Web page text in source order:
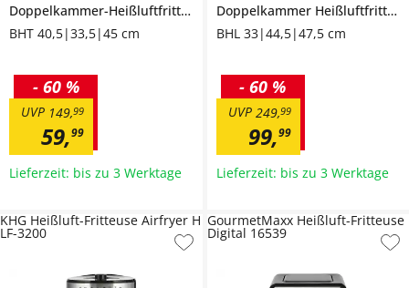
Doppelkammer-Heißluftfritteuse
16581
BHT 40,5|33,5|45 cm
59,99
149,99
UVP
- 60 %
Lieferzeit: bis zu 3 Werktage
Doppelkammer Heißluftfritteuse
BHL 33|44,5|47,5 cm
99,99
249,99
UVP
- 60 %
Lieferzeit: bis zu 3 Werktage
KHG Heißluft-Fritteuse Airfryer H
LF-3200
GourmetMaxx Heißluft-Fritteuse
Digital 16539